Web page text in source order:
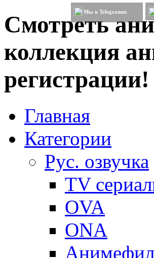
Смотреть
коллекция
регистрации!
Мы в Telegramm
Главная
Категории
Рус. озвучка
TV
OVA
ONA